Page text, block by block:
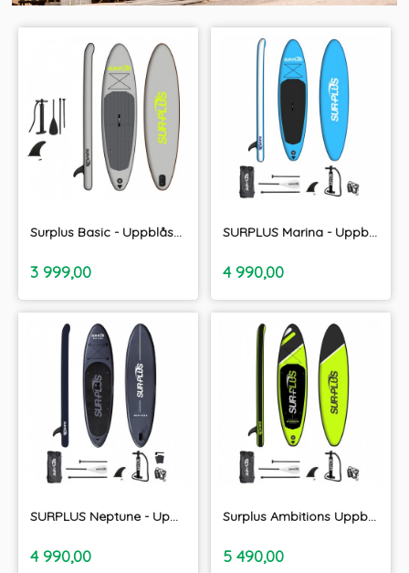
Surplus Basic - Uppblåsbara SUP paket 9´4"
Pris
3 999,00moms
SURPLUS Marina - Uppblåsbara SUP paket 10'8"
Pris
4 990,00moms
SURPLUS Neptune - Uppblåsbara SUP paket 10'8"
Pris
4 990,00moms
Surplus Ambitions Uppblåsbara SUP paket 10'8"
Pris
5 490,00moms